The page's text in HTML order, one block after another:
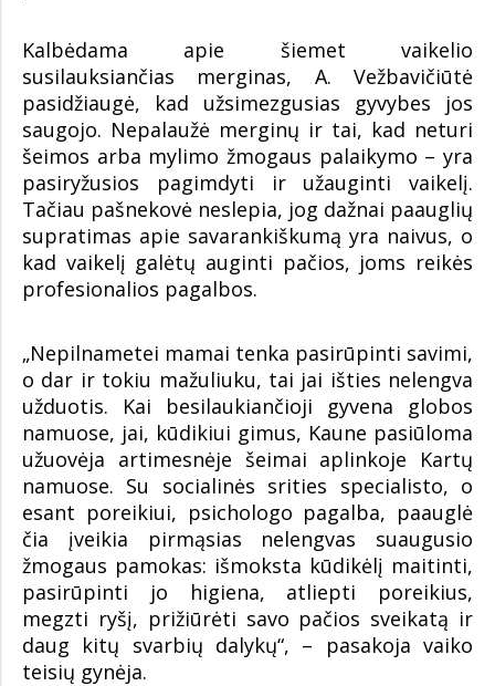
Kalbėdama apie šiemet vaikelio
susilauksiančias merginas, A. Vežbavičiūtė
pasidžiaugė, kad užsimezgusias gyvybes jos
saugojo. Nepalaužė merginų ir tai, kad neturi
šeimos arba mylimo žmogaus palaikymo – yra
pasiryžusios pagimdyti ir užauginti vaikelį.
Tačiau pašnekovė neslepia, jog dažnai paauglių
supratimas apie savarankiškumą yra naivus, o
kad vaikelį galėtų auginti pačios, joms reikės
profesionalios pagalbos.
„Nepilnametei mamai tenka pasirūpinti savimi,
o dar ir tokiu mažuliuku, tai jai išties nelengva
užduotis. Kai besilaukiančioji gyvena globos
namuose, jai, kūdikiui gimus, Kaune pasiūloma
užuovėja artimesnėje šeimai aplinkoje Kartų
namuose. Su socialinės srities specialisto, o
esant poreikiui, psichologo pagalba, paauglė
čia įveikia pirmąsias nelengvas suaugusio
žmogaus pamokas: išmoksta kūdikėlį maitinti,
pasirūpinti jo higiena, atliepti poreikius,
megzti ryšį, prižiūrėti savo pačios sveikatą ir
daug kitų svarbių dalykų“, – pasakoja vaiko
teisių gynėja.